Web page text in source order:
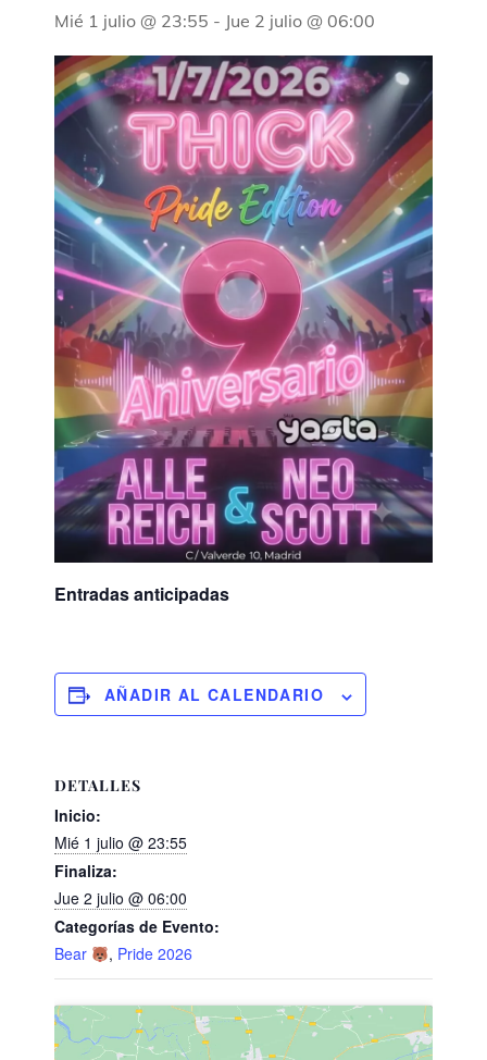
Mié 1 julio @ 23:55 - Jue 2 julio @ 06:00
Entradas anticipadas
AÑADIR AL CALENDARIO
DETALLES
Inicio:
Mié 1 julio @ 23:55
Finaliza:
Jue 2 julio @ 06:00
Categorías de Evento:
Bear
, Pride 2026